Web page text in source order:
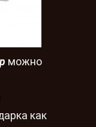
можно
как